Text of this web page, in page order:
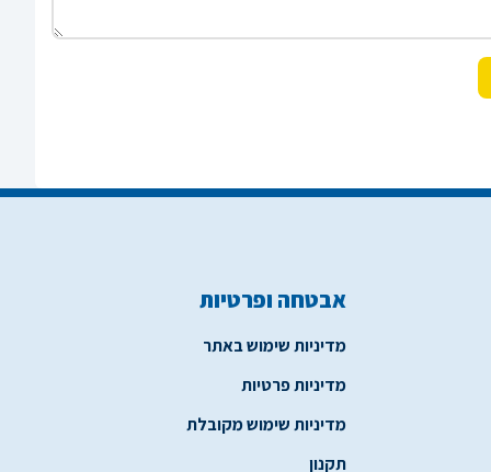
אבטחה ופרטיות
מדיניות שימוש באתר
מדיניות פרטיות
מדיניות שימוש מקובלת
תקנון